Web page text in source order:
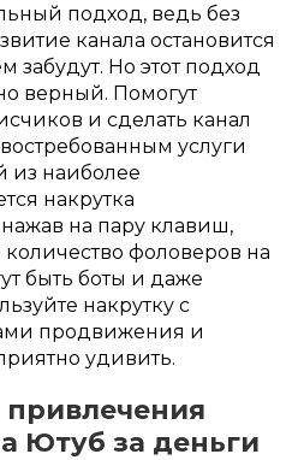
подход, ведь без
канала остановится
забудут. Но этот подход
верный. Помогут
и сделать канал
услуги
наиболее
накрутка
на пару клавиш,
фоловеров на
быть боты и даже
накрутку с
продвижения и
удивить.
Ютуб за деньги